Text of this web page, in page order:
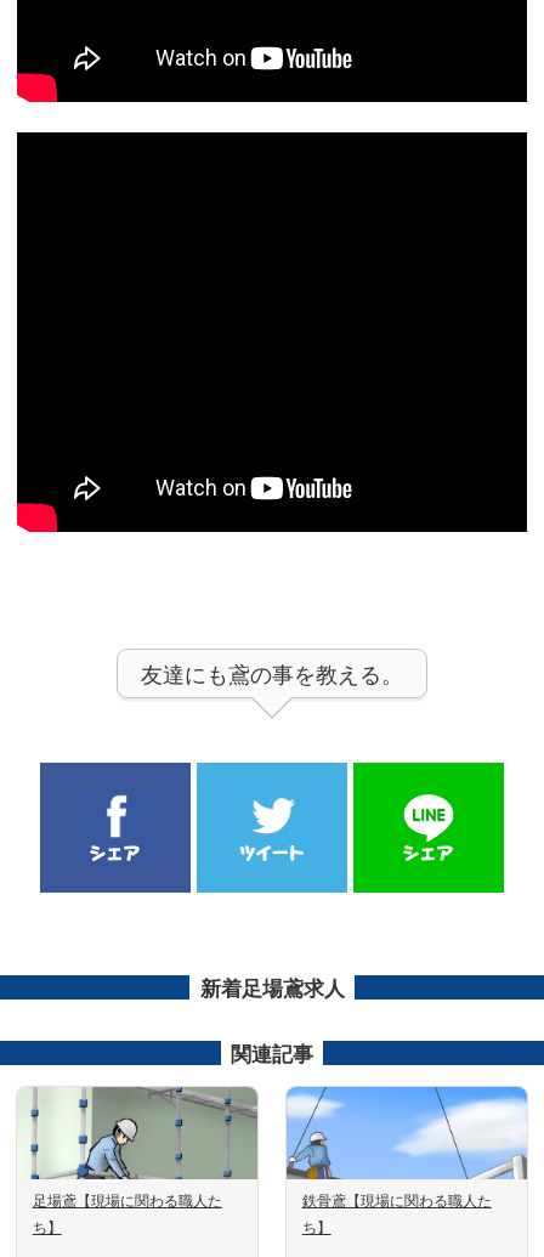
友達にも鳶の事を教える。
新着足場鳶求人
関連記事
足場鳶【現場に関わる職人た
ち】
鉄骨鳶【現場に関わる職人た
ち】